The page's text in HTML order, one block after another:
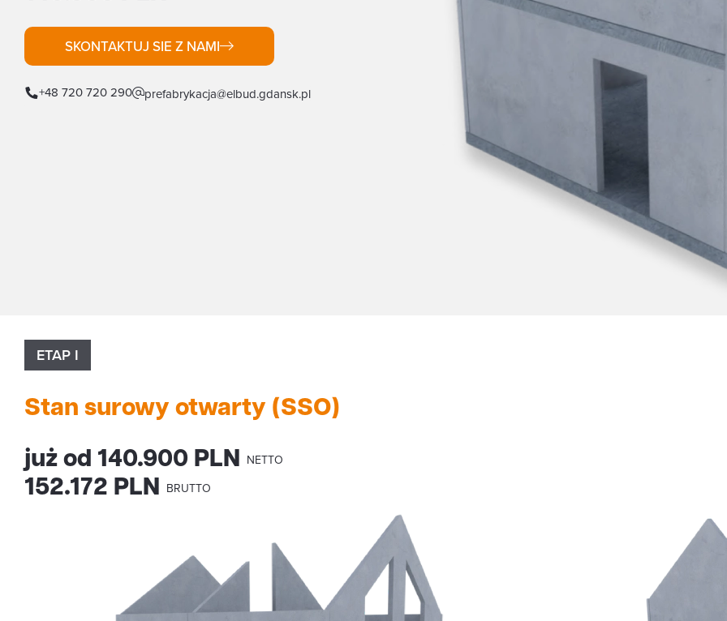
SKONTAKTUJ SIE Z NAMI
+48 720 720 290 prefabrykacja@elbud.gdansk.pl
ETAP I
Stan surowy otwarty (SSO)
już od 140.900 PLN NETTO
152.172 PLN BRUTTO